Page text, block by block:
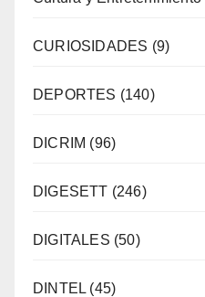
CURIOSIDADES (9)
DEPORTES (140)
DICRIM (96)
DIGESETT (246)
DIGITALES (50)
DINTEL (45)